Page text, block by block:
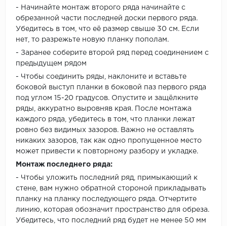
- Начинайте монтаж второго ряда начинайте с
обрезанной части последней доски первого ряда.
Убедитесь в том, что её размер свыше 30 см. Если
нет, то разрежьте новую планку пополам.
- Заранее соберите второй ряд перед соединением с
предыдущем рядом
- Чтобы соединить ряды, наклоните и вставьте
боковой выступ планки в боковой паз первого ряда
под углом 15-20 градусов. Опустите и защёлкните
ряды, аккуратно выровняв края. После монтажа
каждого ряда, убедитесь в том, что планки лежат
ровно без видимых зазоров. Важно не оставлять
никаких зазоров, так как одно пропущенное место
может привести к повторному разбору и укладке.
Монтаж последнего ряда:
- Чтобы уложить последний ряд, примыкающий к
стене, вам нужно обратной стороной прикладывать
планку на планку последующего ряда. Отчертите
линию, которая обозначит пространство для обреза.
Убедитесь, что последний ряд будет не менее 50 мм